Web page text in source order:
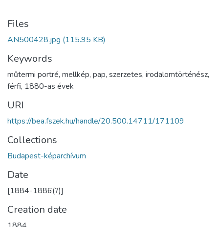
Files
AN500428.jpg (115.95 KB)
Keywords
műtermi portré, mellkép, pap, szerzetes, irodalomtörténész,
férfi, 1880-as évek
URI
https://bea.fszek.hu/handle/20.500.14711/171109
Collections
Budapest-képarchívum
Date
[1884-1886(?)]
Creation date